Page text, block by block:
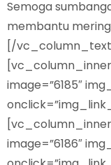
Semoga
membantu
[/
image=”6185″
image=”6186″